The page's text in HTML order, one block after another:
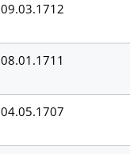
09.03.1712
08.01.1711
04.05.1707